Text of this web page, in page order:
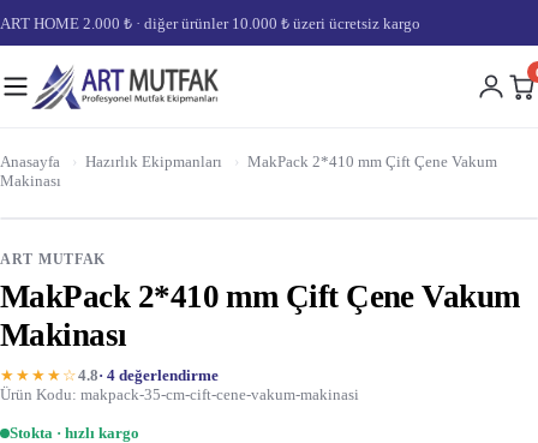
ART HOME 2.000 ₺ · diğer ürünler 10.000 ₺ üzeri ücretsiz kargo
Anasayfa › Hazırlık Ekipmanları › MakPack 2*410 mm Çift Çene Vakum
Makinası
ART MUTFAK
MakPack 2*410 mm Çift Çene Vakum
Makinası
★★★★☆4.8· 4 değerlendirme
Ürün Kodu: makpack-35-cm-cift-cene-vakum-makinasi
Stokta · hızlı kargo